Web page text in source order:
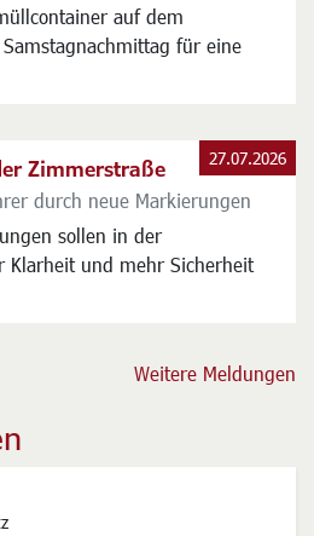
auf dem
für eine
Zimmerstraße
durch neue Markierungen
sollen in der
Klarheit und mehr Sicherheit
27.07.2026
Weitere Meldungen